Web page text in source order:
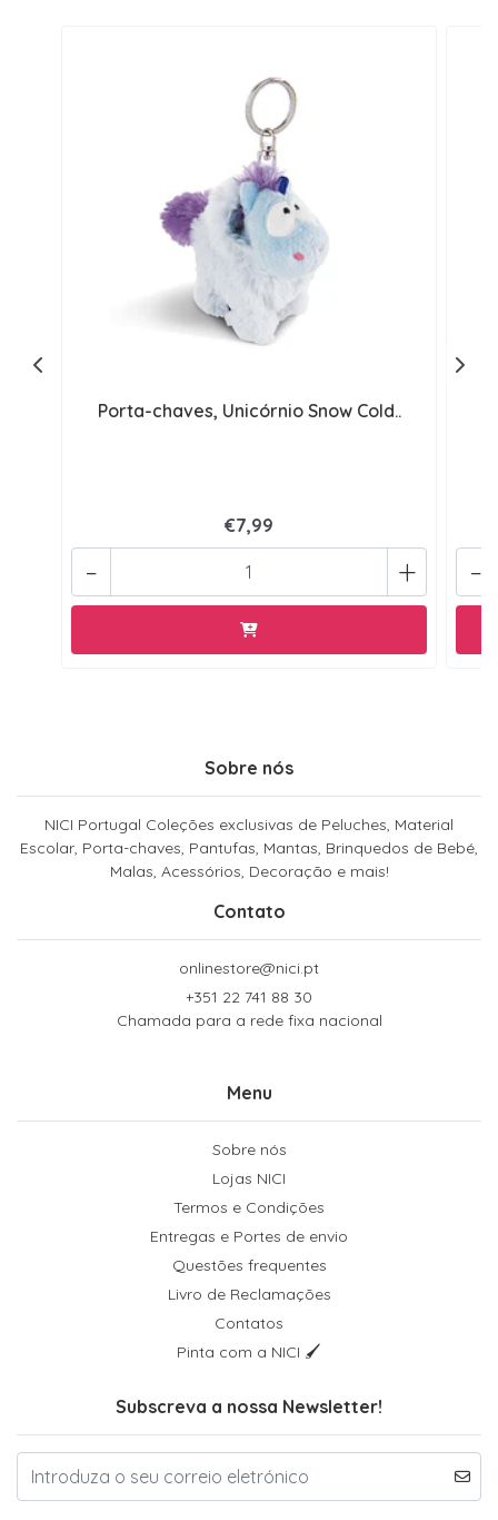
Porta-chaves, Unicórnio Snow Cold..
€7,99
+
- -
Sobre nós
NICI Portugal Coleções exclusivas de Peluches, Material
Escolar, Porta-chaves, Pantufas, Mantas, Brinquedos de Bebé,
Malas, Acessórios, Decoração e mais!
Contato
onlinestore@nici.pt
+351 22 741 88 30
Chamada para a rede fixa nacional
Menu
Sobre nós
Lojas NICI
Termos e Condições
Entregas e Portes de envio
Questões frequentes
Livro de Reclamações
Contatos
Pinta com a NICI 🖌
Subscreva a nossa Newsletter!